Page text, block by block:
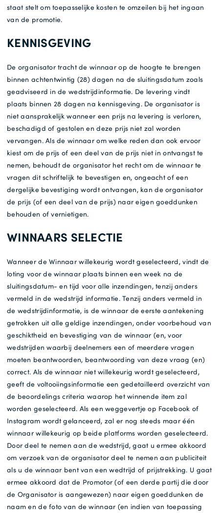
staat stelt om toepasselijke kosten te omzeilen bij het ingaan
van de promotie.
KENNISGEVING
De organisator tracht de winnaar op de hoogte te brengen
binnen achtentwintig (28) dagen na de sluitingsdatum zoals
geadviseerd in de wedstrijdinformatie. De levering vindt
plaats binnen 28 dagen na kennisgeving. De organisator is
niet aansprakelijk wanneer een prijs na levering is verloren,
beschadigd of gestolen en deze prijs niet zal worden
vervangen. Als de winnaar om welke reden dan ook ervoor
kiest om de prijs of een deel van de prijs niet in ontvangst te
nemen, behoudt de organisator het recht om de winnaar te
vragen dit schriftelijk te bevestigen en, ongeacht of een
dergelijke bevestiging wordt ontvangen, kan de organisator
de prijs (of een deel van de prijs) naar eigen goeddunken
behouden of vernietigen.
WINNAARS SELECTIE
Wanneer de Winnaar willekeurig wordt geselecteerd, vindt de
loting voor de winnaar plaats binnen een week na de
sluitingsdatum- en tijd voor alle inzendingen, tenzij anders
vermeld in de wedstrijd informatie. Tenzij anders vermeld in
de wedstrijdinformatie, is de winnaar de eerste aantekening
getrokken uit alle geldige inzendingen, onder voorbehoud van
geschiktheid en bevestiging van de winnaar (en, voor
wedstrijden waarbij deelnemers een of meerdere vragen
moeten beantwoorden, beantwoording van deze vraag (en)
correct. Als de winnaar niet willekeurig wordt geselecteerd,
geeft de voltooiingsinformatie een gedetailleerd overzicht van
de beoordelings criteria waarop het winnende item zal
worden geselecteerd. Als een weggevertje op Facebook of
Instagram wordt gelanceerd, zal er nog steeds maar één
winnaar willekeurig op beide platforms worden geselecteerd.
Door deel te nemen aan de wedstrijd, gaat u ermee akkoord
om verzoek van de organisator deel te nemen aan publiciteit
als u de winnaar bent van een wedtrijd of prijstrekking. U gaat
ermee akkoord dat de Promotor (of een derde partij die door
de Organisator is aangewezen) naar eigen goeddunken de
naam en de foto van de winnaar (en indien van toepassing